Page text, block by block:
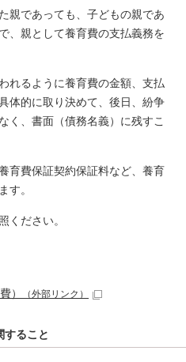
親であっても、子どもの親であ
、親として養育費の支払義務を
れるように養育費の金額、支払
体的に取り決めて、後日、紛争
く、書面（債務名義）に残すこ
育費保証契約保証料など、養育
す。
ください。
）
（外部リンク）
すること